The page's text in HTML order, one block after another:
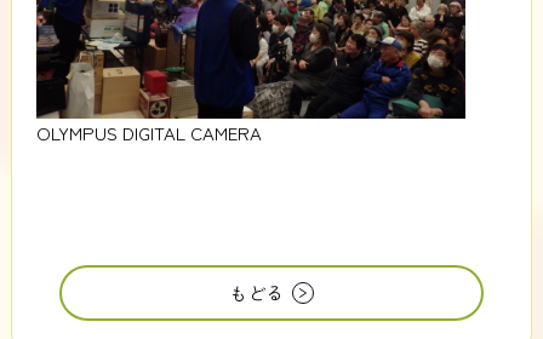
OLYMPUS DIGITAL CAMERA
もどる